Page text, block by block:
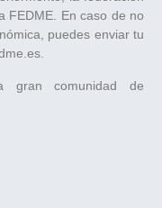
FEDME. En caso de no
puedes enviar tu
gran comunidad de